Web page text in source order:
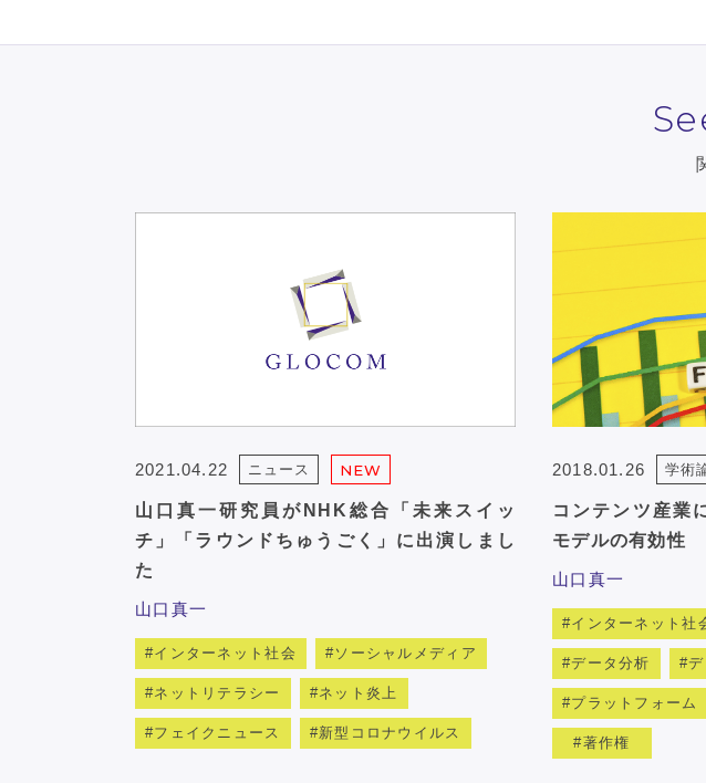
2021.04.22 ニュース NEW
山口真一研究員がNHK総合「未来スイッ
チ」「ラウンドちゅうごく」に出演しまし
た
山口真一
インターネット社会 ソーシャルメディア
ネットリテラシー ネット炎上
フェイクニュース 新型コロナウイルス
2018.01.26 学術
コンテンツ産業
モデルの有効性
山口真一
インターネット社
データ分析
プラットフォーム
著作権